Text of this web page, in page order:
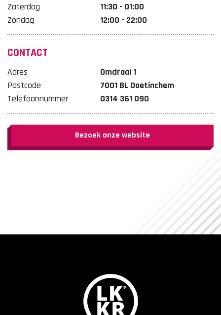
Zaterdag
11:30 - 01:00
Zondag
12:00 - 22:00
CONTACT
Adres
Omdraai 1
Postcode
7001 BL Doetinchem
Telefoonnummer
0314 361 090
Bezoek onze website